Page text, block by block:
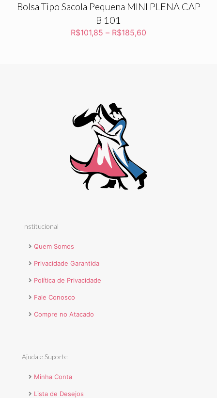
Bolsa Tipo Sacola Pequena MINI PLENA CAP
B 101
R$101,85 – R$185,60
Institucional
Quem Somos
Privacidade Garantida
Política de Privacidade
Fale Conosco
Compre no Atacado
Ajuda e Suporte
Minha Conta
Lista de Desejos